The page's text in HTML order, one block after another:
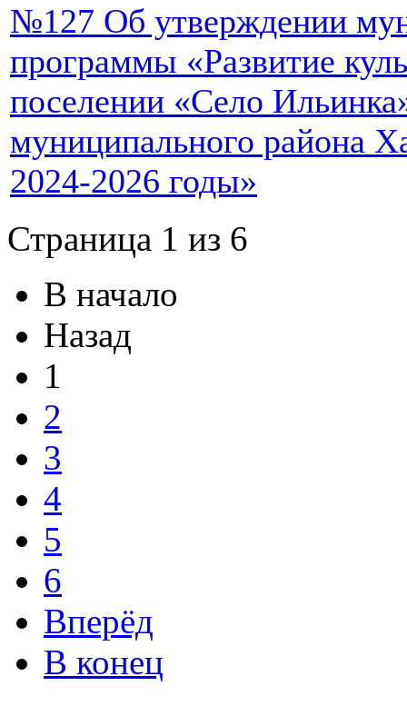
№127 Об утверждении
программы «Развитие
поселении «Село
муниципального района
2024-2026 годы»
Страница 1 из 6
В начало
Назад
1
2
3
4
5
6
Вперёд
В конец